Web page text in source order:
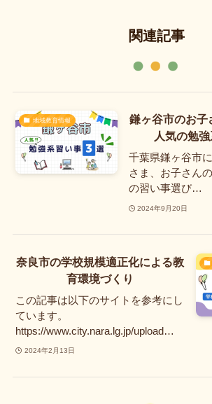
関連記事
地域教育情報
鎌ヶ谷市のお子
人気の勉
千葉県鎌ヶ谷市
さま、お子さん
の習い事選び…
2024年9月20日
奈良市の学校規模適正化による教
育環境づくり
この記事は以下のサイトを参考にし
ています。
https://www.city.nara.lg.jp/upload…
2024年2月13日